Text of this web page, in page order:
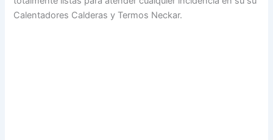
Calentadores Calderas y Termos Neckar.